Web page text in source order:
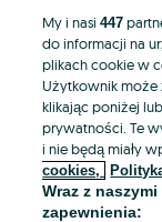
My i nasi447
do informacji na
plikach cookie w
Użytkownik może
klikając poniżej
prywatności. Te
i nie będą miały
cookies,
Wraz z
zapewnienia: